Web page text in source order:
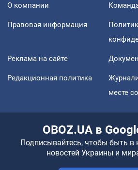
О компании
Правовая информация
Реклама на сайте
Редакционная политика
месте
OBOZ.UA в
Подписывайтесь, чтобы быть в
новостей Украины и